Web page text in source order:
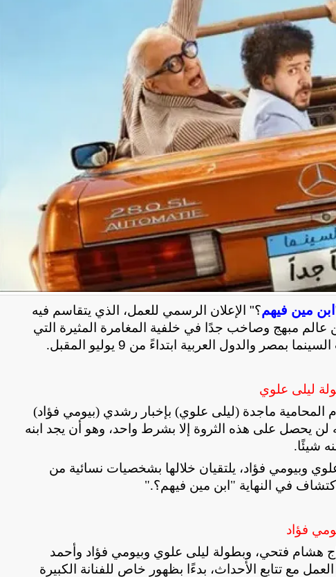
ابن مين فيهم؟" الإعلان الرسمي للعمل، الذي يتقاسم فيه
عالم مبهج وصاخب جدًا في خلفية المغامرة المثيرة التي
والدول العربية ابتداءً من 9 يوليو المقبل
.
ليلى علوي
المحامية ماجدة (ليلى علوي) بإخبار رشدي (بيومي فؤاد)
لن يحصل على هذه الثروة إلا بشرط واحد، وهو أن يجد ابنه
شيئًا.
وبيومي فؤاد، يلتقيان خلالها بشخصيات نسائية من
في النهاية "ابن مين فيهم؟".
فؤاد
هشام فتحي، وبطولة ليلى علوي وبيومي فؤاد وأحمد
مع تتابع الأحداث، بدءًا بظهور خاص للفنانة الكبيرة